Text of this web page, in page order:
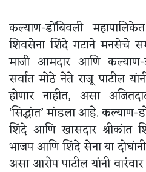
कल्याण-डोंबिवली
शिवसेना शिंदे गटाने मनसेचे
माजी आमदार आणि कल्याण-
सर्वात मोठे नेते राजू पाटील
होणार नाहीत, असा
‘सिद्धांत’ मांडला आहे. कल्याण-
शिंदे आणि खासदार श्रीकांत
भाजप आणि शिंदे सेना या
असा आरोप पाटील यांनी